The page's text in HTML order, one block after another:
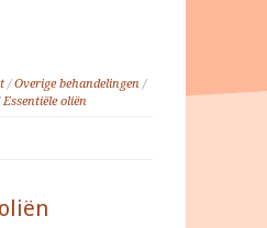
/Overige behandelingen /
Essentiële oliën